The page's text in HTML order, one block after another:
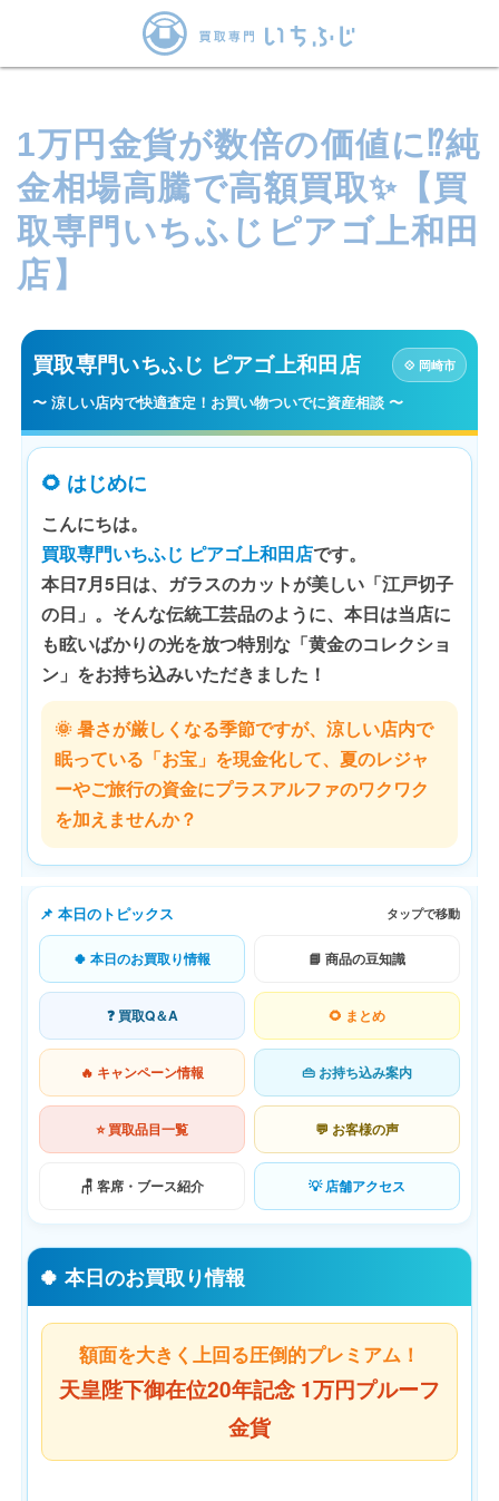
1万円金貨が数倍の価値に⁉純
金相場高騰で高額買取✨【買
取専門いちふじピアゴ上和田
店】
買取専門いちふじ ピアゴ上和田店 💠 岡崎市
〜 涼しい店内で快適査定！お買い物ついでに資産相談 〜
🌻 はじめに
こんにちは。
買取専門いちふじ ピアゴ上和田店です。
本日7月5日は、ガラスのカットが美しい「江戸切子
の日」。そんな伝統工芸品のように、本日は当店に
も眩いばかりの光を放つ特別な「黄金のコレクショ
ン」をお持ち込みいただきました！
🌞 暑さが厳しくなる季節ですが、涼しい店内で
眠っている「お宝」を現金化して、夏のレジャ
ーやご旅行の資金にプラスアルファのワクワク
を加えませんか？
📌 本日のトピックス タップで移動
🍀 本日のお買取り情報 📘 商品の豆知識
❓ 買取Q＆A 🌻 まとめ
🔥 キャンペーン情報 👜 お持ち込み案内
⭐ 買取品目一覧 💬 お客様の声
🪑 客席・ブース紹介 💡 店舗アクセス
🍀 本日のお買取り情報
額面を大きく上回る圧倒的プレミアム！
天皇陛下御在位20年記念 1万円プルーフ
金貨